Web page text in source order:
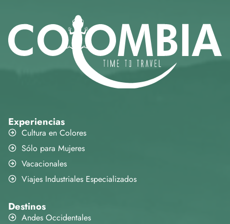
Experiencias
Cultura en Colores
Sólo para Mujeres
Vacacionales
Viajes Industriales Especializados
Destinos
Andes Occidentales